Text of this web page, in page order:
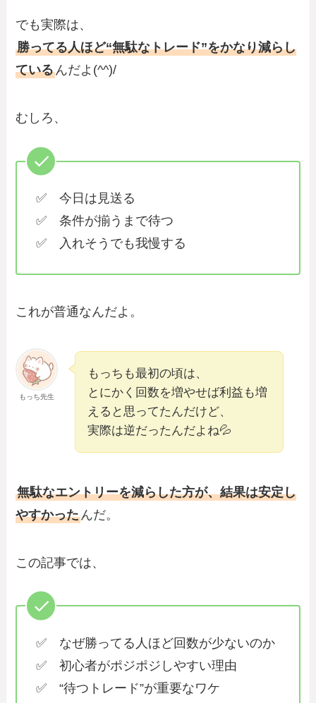
でも実際は、
勝ってる人ほど“無駄なトレード”をかなり減らし
ているんだよ(^^)/
むしろ、
✅ 今日は見送る
✅ 条件が揃うまで待つ
✅ 入れそうでも我慢する
これが普通なんだよ。
もっち先生
もっちも最初の頃は、
とにかく回数を増やせば利益も増
えると思ってたんだけど、
実際は逆だったんだよね💦
無駄なエントリーを減らした方が、結果は安定し
やすかったんだ。
この記事では、
✅ なぜ勝ってる人ほど回数が少ないのか
✅ 初心者がポジポジしやすい理由
✅ “待つトレード”が重要なワケ